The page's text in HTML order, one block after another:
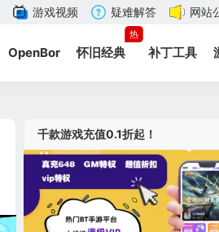
游戏视频 疑难解答 网站
OpenBor 怀旧经典
热
补丁工具
千款游戏充值0.1折起！